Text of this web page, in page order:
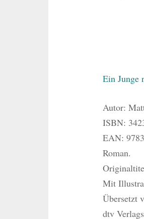
Ein Junge
Autor:
ISBN:
EAN:
Roman.
Mit
Übersetzt
dtv